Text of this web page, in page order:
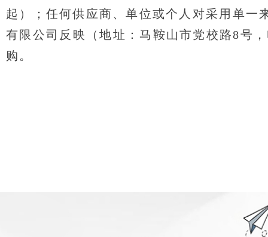
起）；任何供应商、单位或个人对采用单一
有限公司反映（地址：马鞍山市党校路8号
购。